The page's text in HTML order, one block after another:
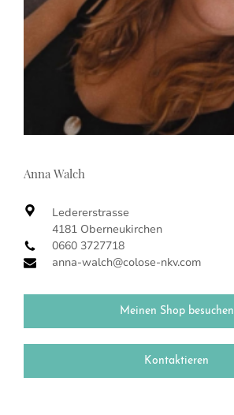
Anna Walch
Ledererstrasse
4181 Oberneukirchen
0660 3727718
anna-walch@colose-nkv.com
Meinen Shop besuchen
Kontaktieren